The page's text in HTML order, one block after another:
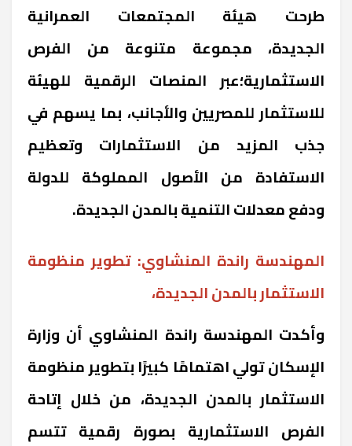
طرحت هيئة المجتمعات العمرانية
الجديدة، مجموعة متنوعة من الفرص
الاستثمارية؛عبر المنصات الرقمية للهيئة
للاستثمار للمصريين والأجانب، بما يسهم في
جذب المزيد من الاستثمارات وتعظيم
الاستفادة من الأصول المملوكة للدولة
ودفع معدلات التنمية بالمدن الجديدة.
المهندسة راندة المنشاوي: تطوير منظومة
الاستثمار بالمدن الجديدة،
وأكدت المهندسة راندة المنشاوي أن وزارة
الإسكان تولي اهتمامًا كبيرًا بتطوير منظومة
الاستثمار بالمدن الجديدة، من خلال إتاحة
الفرص الاستثمارية بصورة رقمية تتسم